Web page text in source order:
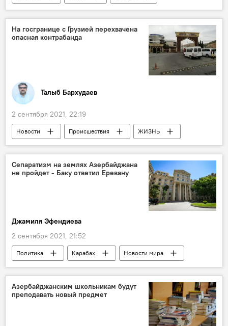
Новости мира
Азербайджан
Сборная Азербайджана по футболу
Тренер
Люксембург
МУЛЬТИМЕДИА Фото
На госгранице с Грузией перехвачена
опасная контрабанда
Талыб Бархудаев
2 сентября 2021, 22:19
Новости Происшествия
ЖИЗНЬ
Азербайджан
Новости мира
таможенники
Сепаратизм на землях Азербайджана
не пройдет - Баку ответил Еревану
Джамиля Эфендиева
2 сентября 2021, 21:52
Политика Карабах
Новости мира
Азербайджан
Новости
МИД АР
Карабах
Армения
Азербайджанским школьникам будут
преподавать новый предмет